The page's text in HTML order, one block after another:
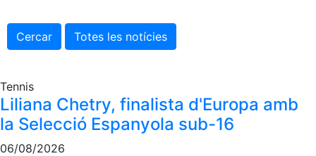
Cercar Totes les notícies
Tennis
Liliana Chetry, finalista d'Europa amb
la Selecció Espanyola sub-16
06/08/2026